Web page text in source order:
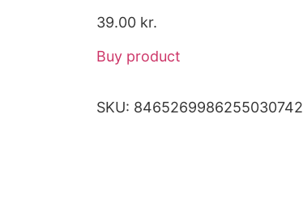
39.00 kr.
Buy product
SKU: 8465269986255030742